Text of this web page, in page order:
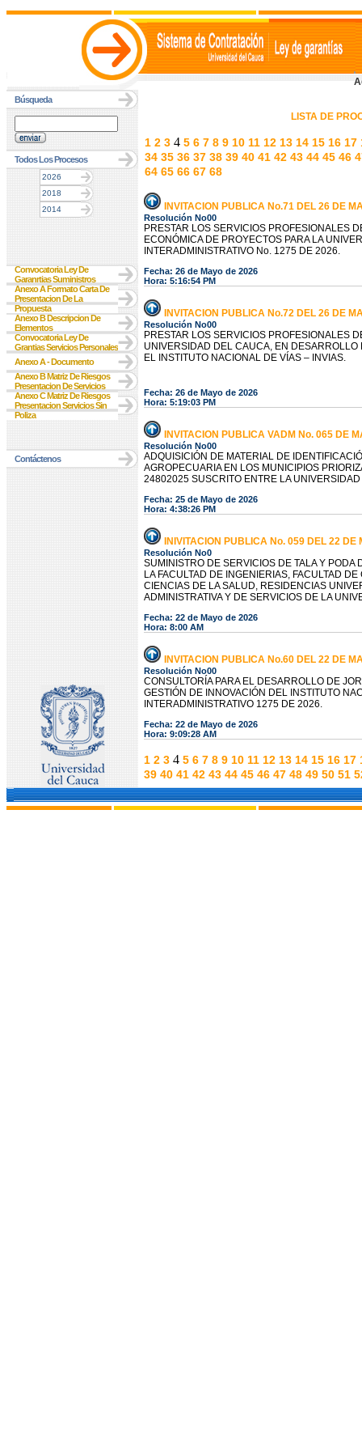
Búsqueda
Todos Los Procesos
2026
2018
2014
Convocatoria Ley De
Garanrtias Suministros
Anexo A Formato Carta De
Presentacion De La
Propuesta
Anexo B Descripcion De
Elementos
Convocatoria Ley De
Grantias Servicios Personales
Anexo A - Documento
Anexo B Matriz De Riesgos
Presentacion De Servicios
Anexo C Matriz De Riesgos
Presentacion Servicios Sin
Poliza
Contáctenos
LISTA DE
1 2 3 4 5 6 7 8 9 10 11 12 13 14 15 16 17
34 35 36 37 38 39 40 41 42 43 44 45 46
64 65 66 67 68
INVITACION PUBLICA No.71 DEL 26 DE
Resolución No00
PRESTAR LOS SERVICIOS PROFESIONALES
ECONÓMICA DE PROYECTOS PARA LA
INTERADMINISTRATIVO No. 1275 DE 2026.
Fecha: 26 de Mayo de 2026
Hora: 5:16:54 PM
INVITACION PUBLICA No.72 DEL 26 DE
Resolución No00
PRESTAR LOS SERVICIOS PROFESIONALES
UNIVERSIDAD DEL CAUCA, EN
EL INSTITUTO NACIONAL DE VÍAS – INVIAS.
Fecha: 26 de Mayo de 2026
Hora: 5:19:03 PM
INVITACION PUBLICA VADM No. 065 DE
Resolución No00
ADQUISICIÓN DE MATERIAL DE
AGROPECUARIA EN LOS MUNICIPIOS
24802025 SUSCRITO ENTRE LA
Fecha: 25 de Mayo de 2026
Hora: 4:38:26 PM
INIVITACION PUBLICA No. 059 DEL 22 DE
Resolución No0
SUMINISTRO DE SERVICIOS DE TALA Y
LA FACULTAD DE INGENIERIAS, FACULTAD
CIENCIAS DE LA SALUD, RESIDENCIAS
ADMINISTRATIVA Y DE SERVICIOS DE LA
Fecha: 22 de Mayo de 2026
Hora: 8:00 AM
INVITACION PUBLICA No.60 DEL 22 DE
Resolución No00
CONSULTORÍA PARA EL DESARROLLO DE
GESTIÓN DE INNOVACIÓN DEL INSTITUTO
INTERADMINISTRATIVO 1275 DE 2026.
Fecha: 22 de Mayo de 2026
Hora: 9:09:28 AM
1 2 3 4 5 6 7 8 9 10 11 12 13 14 15 16 17
39 40 41 42 43 44 45 46 47 48 49 50 51